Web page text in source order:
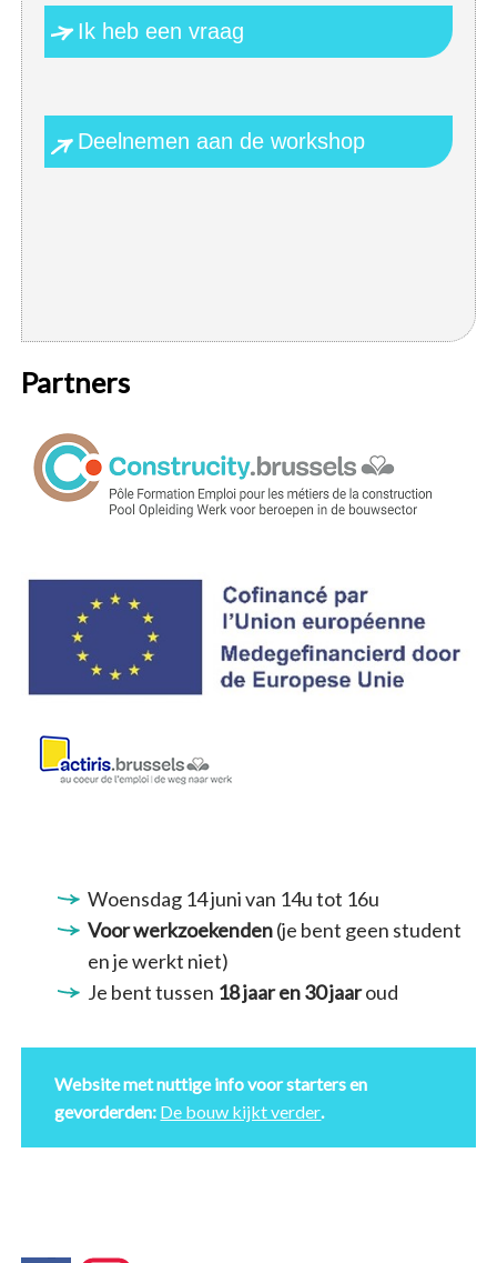
Ik heb een vraag
Deelnemen aan de workshop
Partners
Woensdag 14 juni van 14u tot 16u
Voor werkzoekenden(je bent geen student
en je werkt niet)
Je bent tussen 18 jaar en 30 jaaroud
Website met nuttige info voor starters en
gevorderden: De bouw kijkt verder.